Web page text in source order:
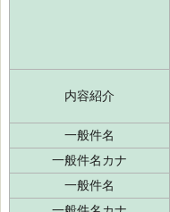
内容紹介
一般件名
一般件名カナ
一般件名